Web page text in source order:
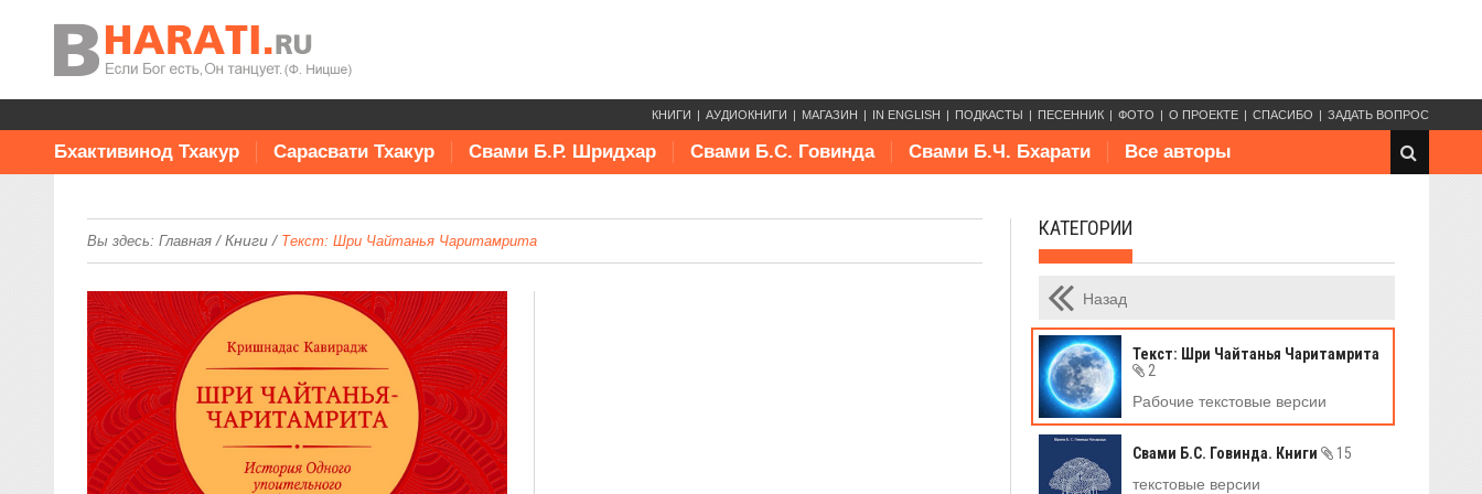
КНИГИ АУДИОКНИГИ МАГАЗИН IN ENGLISH ПОДКАСТЫ ПЕСЕННИК ФОТО О ПРОЕКТЕ СПАСИБО ЗАДАТЬ ВОПРОС
Бхактивинод Тхакур Сарасвати Тхакур Свами Б.Р. Шридхар Свами Б.С. Говинда Свами Б.Ч. Бхарати Все авторы
Вы здесь: Главная/Книги/ Текст: Шри Чайтанья Чаритамрита
КАТЕГОРИИ
Назад
Текст: Шри Чайтанья Чаритамрита
2
Рабочие текстовые версии
Свами Б.С. Говинда. Книги
15
текстовые версии